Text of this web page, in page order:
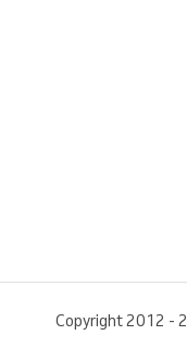
Copyright 2012 -